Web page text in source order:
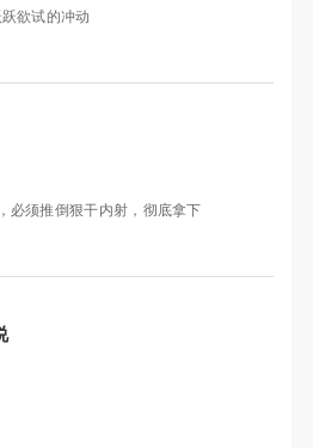
欲试的冲动
必须推倒狠干内射，彻底拿下